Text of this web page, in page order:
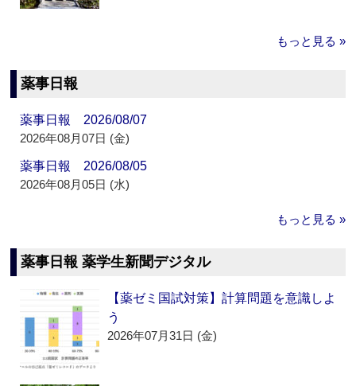
もっと見る »
薬事日報
薬事日報 2026/08/07
2026年08月07日 (金)
薬事日報 2026/08/05
2026年08月05日 (水)
もっと見る »
薬事日報 薬学生新聞デジタル
【薬ゼミ国試対策】計算問題を意識しよ
う
2026年07月31日 (金)